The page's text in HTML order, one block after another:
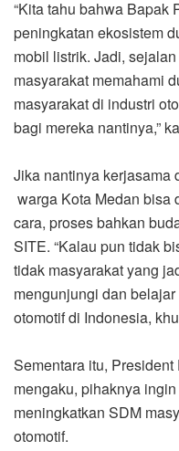
“Kita tahu bahwa Bapak
peningkatan ekosistem
mobil listrik. Jadi,
masyarakat memahami
masyarakat di industri
bagi mereka nantinya,”
Jika nantinya kerjasama
warga Kota Medan bisa
cara, proses bahkan
SITE. “Kalau pun tidak
tidak masyarakat yang
mengunjungi dan
otomotif di Indonesia,
Sementara itu,
mengaku, pihaknya
meningkatkan SDM
otomotif.